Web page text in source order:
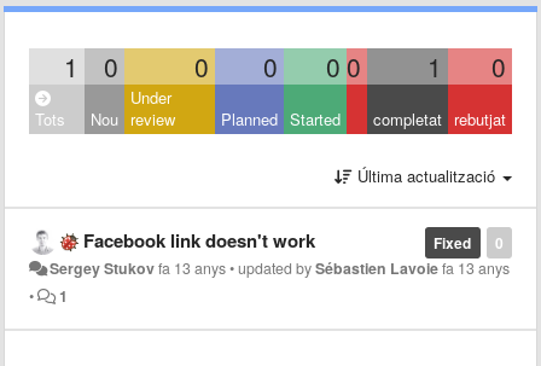
1 0 0 0 0 0 1 0
Tots Nou
Under
review
Planned Started completat rebutjat
Última actualització
0
Fixed
Facebook link doesn't work
Sergey Stukovfa 13 anys•updated bySébastien Lavoiefa 13 anys
•
1